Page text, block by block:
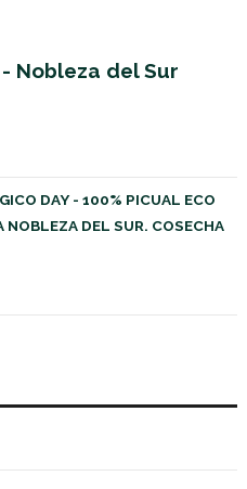
- Nobleza del Sur
DAY - 100% PICUAL ECO
NOBLEZA DEL SUR. COSECHA